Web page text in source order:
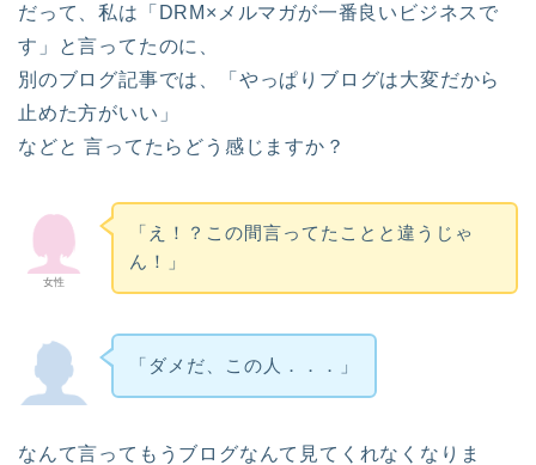
だって、私は「DRM×メルマガが一番良いビジネスで
す」と言ってたのに、
別のブログ記事では、「やっぱりブログは大変だから
止めた方がいい」
などと 言ってたらどう感じますか？
女性
「え！？この間言ってたことと違うじゃ
ん！」
「ダメだ、この人．．．」
なんて言ってもうブログなんて見てくれなくなりま